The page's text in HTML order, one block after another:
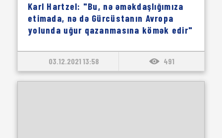
Karl Hartzel: "Bu, nə əməkdaşlığımıza
etimada, nə də Gürcüstanın Avropa
yolunda uğur qazanmasına kömək edir"
03.12.2021 13:58 491